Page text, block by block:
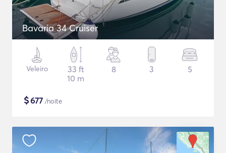
Bavaria 34 Cruiser
Veleiro
33 ft
10 m
8 3 5
$677 /noite